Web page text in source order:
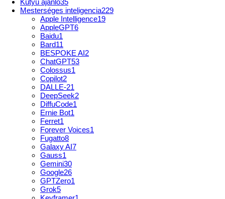
Kütyü ajánló35
Mesterséges inteligencia229
Apple Intelligence19
AppleGPT6
Baidu1
Bard11
BESPOKE AI2
ChatGPT53
Colossus1
Copilot2
DALLE-21
DeepSeek2
DiffuCode1
Ernie Bot1
Ferret1
Forever Voices1
Fugatto8
Galaxy AI7
Gauss1
Gemini30
Google26
GPTZero1
Grok5